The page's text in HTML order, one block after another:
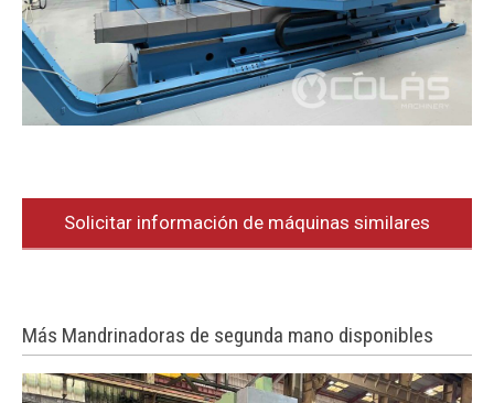
Solicitar información de máquinas similares
Más Mandrinadoras de segunda mano disponibles